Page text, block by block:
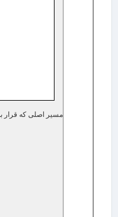
مسیر اصلی که قرار